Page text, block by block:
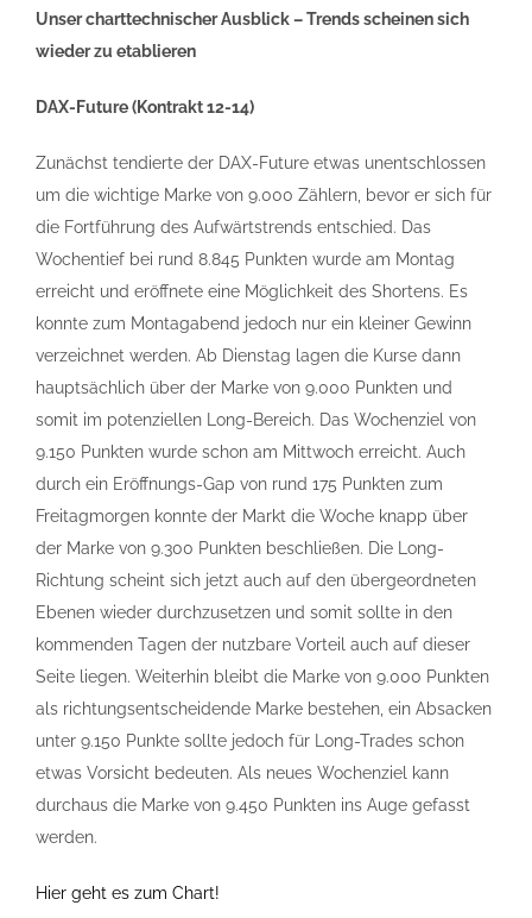
Unser charttechnischer Ausblick – Trends scheinen sich
wieder zu etablieren
DAX-Future (Kontrakt 12-14)
Zunächst tendierte der DAX-Future etwas unentschlossen
um die wichtige Marke von 9.000 Zählern, bevor er sich für
die Fortführung des Aufwärtstrends entschied. Das
Wochentief bei rund 8.845 Punkten wurde am Montag
erreicht und eröffnete eine Möglichkeit des Shortens. Es
konnte zum Montagabend jedoch nur ein kleiner Gewinn
verzeichnet werden. Ab Dienstag lagen die Kurse dann
hauptsächlich über der Marke von 9.000 Punkten und
somit im potenziellen Long-Bereich. Das Wochenziel von
9.150 Punkten wurde schon am Mittwoch erreicht. Auch
durch ein Eröffnungs-Gap von rund 175 Punkten zum
Freitagmorgen konnte der Markt die Woche knapp über
der Marke von 9.300 Punkten beschließen. Die Long-
Richtung scheint sich jetzt auch auf den übergeordneten
Ebenen wieder durchzusetzen und somit sollte in den
kommenden Tagen der nutzbare Vorteil auch auf dieser
Seite liegen. Weiterhin bleibt die Marke von 9.000 Punkten
als richtungsentscheidende Marke bestehen, ein Absacken
unter 9.150 Punkte sollte jedoch für Long-Trades schon
etwas Vorsicht bedeuten. Als neues Wochenziel kann
durchaus die Marke von 9.450 Punkten ins Auge gefasst
werden.
Hier geht es zum Chart!